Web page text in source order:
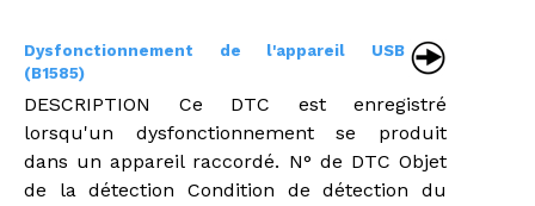
Dysfonctionnement de l'appareil USB
(B1585)
DESCRIPTION Ce DTC est enregistré
lorsqu'un dysfonctionnement se produit
dans un appareil raccordé. N° de DTC Objet
de la détection Condition de détection du